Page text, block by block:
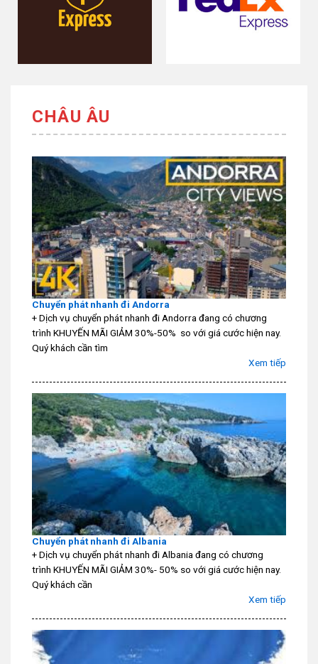
CHÂU ÂU
Chuyển phát nhanh đi Andorra
+ Dịch vụ chuyển phát nhanh đi Andorra đang có chương
trình KHUYẾN MÃI GIẢM 30%-50% so với giá cước hiện nay.
Quý khách cần tìm
Xem tiếp
Chuyển phát nhanh đi Albania
+ Dịch vụ chuyển phát nhanh đi Albania đang có chương
trình KHUYẾN MÃI GIẢM 30%- 50% so với giá cước hiện nay.
Quý khách cần
Xem tiếp